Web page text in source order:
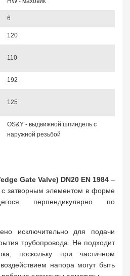
6
120
110
192
125
OS&Y - выдвижной шпиндель с
наружной резьбой
Gate Valve) DN20 EN 1984 –
с затворным элементом в форме
перпендикулярно по
исключительно для подачи
трубопровода. Не подходит
поскольку при частичном
напора могут быть